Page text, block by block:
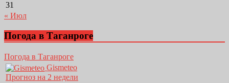
31
« Июл
Погода в Таганроге
Погода в Таганроге
Gismeteo
Прогноз на 2 недели